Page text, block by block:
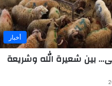
أخبار
بين شعيرة الله وشريعة